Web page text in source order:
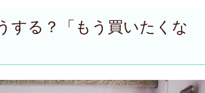
する？「もう買いたくな